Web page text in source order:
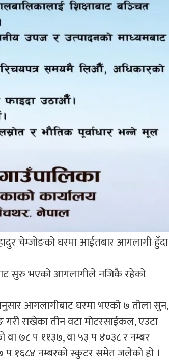
चेम्जोङको घरमा आईतबार आगलागी हुँदा
सुरु भएको आगलागीले नजिकै रहेको
अनुसार आगलागीबाट घरमा भएको ७ तोला सुन,
गरी राखेका तीन वटा मोटरसाईकल, एउटा
७८ प ११३७, वा ५३ प ४०३८ र नम्बर
प १६८४ नम्बरको स्कुटर समेत जलेको हो ।